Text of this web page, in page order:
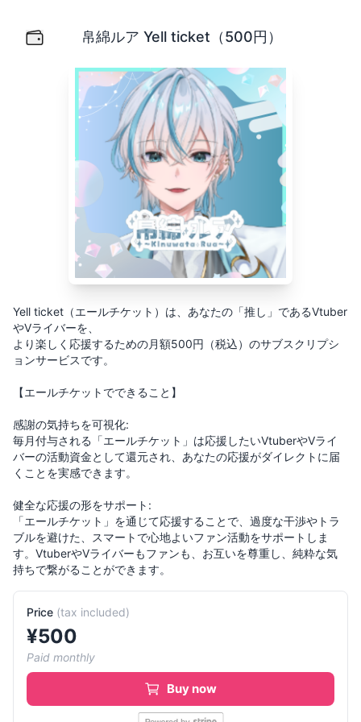
帛綿ルア Yell ticket（500円）
Yell ticket（エールチケット）は、あなたの「推し」であるVtuber
やVライバーを、
より楽しく応援するための月額500円（税込）のサブスクリプシ
ョンサービスです。
【エールチケットでできること】
感謝の気持ちを可視化:
毎月付与される「エールチケット」は応援したいVtuberやVライ
バーの活動資金として還元され、あなたの応援がダイレクトに届
くことを実感できます。
健全な応援の形をサポート:
「エールチケット」を通じて応援することで、過度な干渉やトラ
ブルを避けた、スマートで心地よいファン活動をサポートしま
す。VtuberやVライバーもファンも、お互いを尊重し、純粋な気
Price (tax included)
¥500
Paid monthly
Buy now